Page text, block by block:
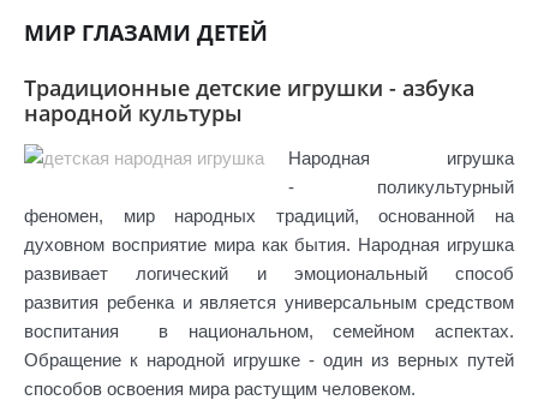
МИР ГЛАЗАМИ ДЕТЕЙ
Традиционные детские игрушки - азбука
народной культуры
Народная игрушка
- поликультурный
феномен, мир народных традиций, основанной на
духовном восприятие мира как бытия. Народная игрушка
развивает логический и эмоциональный способ
развития ребенка и является универсальным средством
воспитания в национальном, семейном аспектах.
Обращение к народной игрушке - один из верных путей
способов освоения мира растущим человеком.